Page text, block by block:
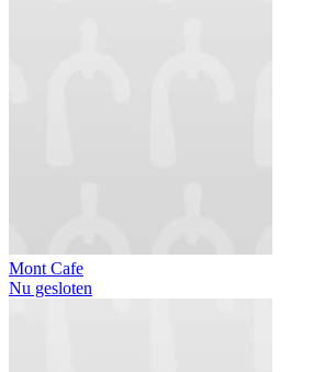
Mont Cafe
Nu gesloten